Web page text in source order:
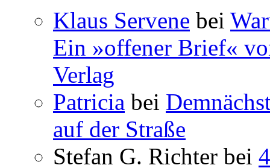
Klaus Servene bei
Ein »offener Brief«
Verlag
Patricia bei
auf der Straße
Stefan G. Richter bei